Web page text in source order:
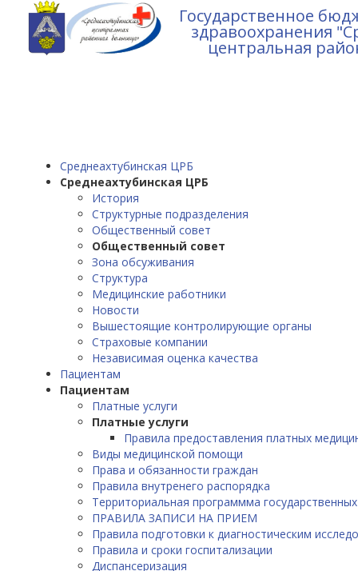
Государственное
здравоохранения
центральная
Среднеахтубинская ЦРБ
Среднеахтубинская ЦРБ
История
Структурные подразделения
Общественный совет
Общественный совет
Зона обсуживания
Структура
Медицинские работники
Новости
Вышестоящие контролирующие органы
Страховые компании
Независимая оценка качества
Пациентам
Пациентам
Платные услуги
Платные услуги
Правила предоставления платных
Виды медицинской помощи
Права и обязанности граждан
Правила внутренего распорядка
Территориальная программма
ПРАВИЛА ЗАПИСИ НА ПРИЕМ
Правила подготовки к диагностическим
Правила и сроки госпитализации
Диспансеризация